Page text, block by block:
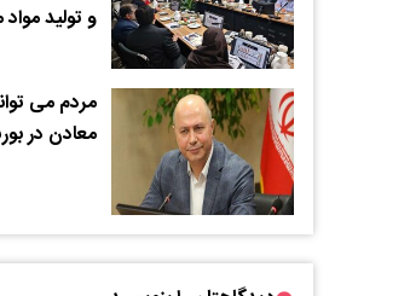
و تولید
مردم می
معادن در